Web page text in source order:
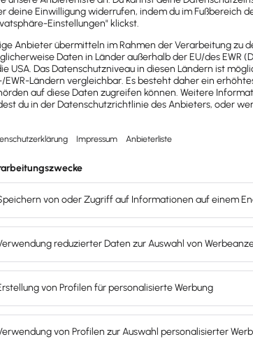
partner mailings and will not be passed
You can find more
is a legal obligation to keep records to the